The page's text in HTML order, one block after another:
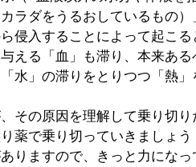
ラダをうるおしているもの
侵入することによって起こ
える「血」も滞り、本来あ
水」の滞りをとりつつ「熱」
その原因を理解して乗り切り
薬で乗り切っていきましょう
りますので、きっと力にな